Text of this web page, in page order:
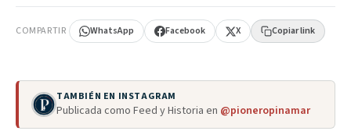
COMPARTIR WhatsApp Facebook X Copiar link
TAMBIÉN EN INSTAGRAM
Publicada como Feed y Historia en @pioneropinamar